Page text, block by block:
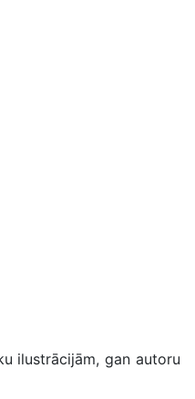
ilustrācijām, gan autoru